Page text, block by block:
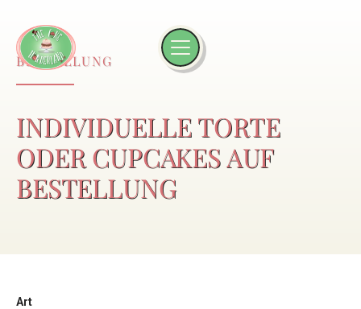
BESTELLUNG
INDIVIDUELLE TORTE
ODER CUPCAKES AUF
BESTELLUNG
Art